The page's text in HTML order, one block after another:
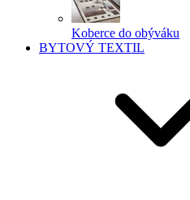
Koberce do obýváku
BYTOVÝ TEXTIL